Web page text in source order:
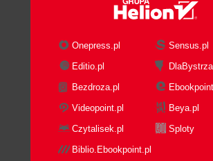
Onepress.pl
Sensus.pl
Editio.pl
Bezdroza.pl
Videopoint.pl
Beya.pl
Czytalisek.pl
Sploty
Biblio.Ebookpoint.pl